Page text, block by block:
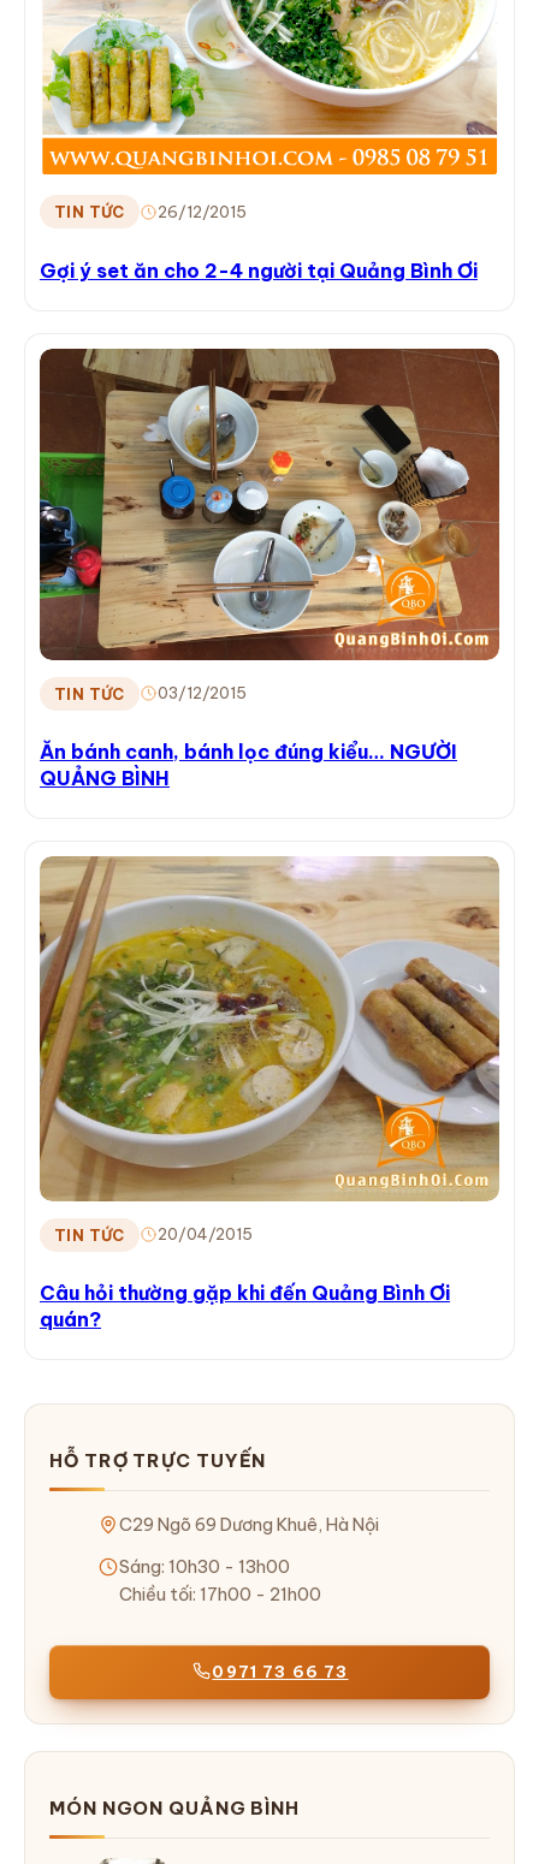
TIN TỨC 26/12/2015
Gợi ý set ăn cho 2-4 người tại Quảng Bình Ơi
TIN TỨC 03/12/2015
Ăn bánh canh, bánh lọc đúng kiểu… NGƯỜI
QUẢNG BÌNH
TIN TỨC 20/04/2015
Câu hỏi thường gặp khi đến Quảng Bình Ơi
quán?
HỖ TRỢ TRỰC TUYẾN
C29 Ngõ 69 Dương Khuê, Hà Nội
Sáng: 10h30 - 13h00
Chiều tối: 17h00 - 21h00
0971 73 66 73
MÓN NGON QUẢNG BÌNH